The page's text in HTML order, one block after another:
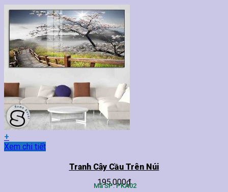
+
Sản
Xem chi tiết
Tranh Cây Cầu Trên Núi
195,000₫
Mã SP: PKA02